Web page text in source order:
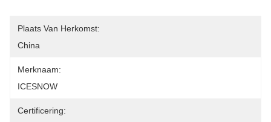
Plaats Van Herkomst:
China
Merknaam:
ICESNOW
Certificering: